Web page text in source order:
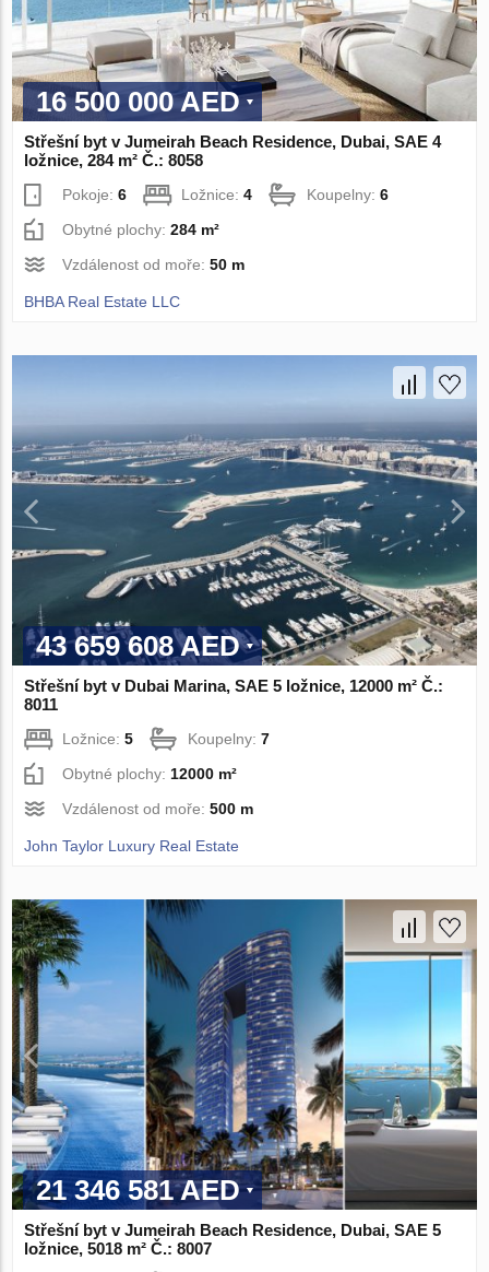
16 500 000 AED
Střešní byt v Jumeirah Beach Residence, Dubai, SAE 4
ložnice, 284 m² Č.: 8058
Pokoje:6 Ložnice:4 Koupelny:6
Obytné plochy:284 m²
Vzdálenost od moře:50 m
BHBA Real Estate LLC
43 659 608 AED
Střešní byt v Dubai Marina, SAE 5 ložnice, 12000 m² Č.:
8011
Ložnice:5 Koupelny:7
Obytné plochy: 12000 m²
Vzdálenost od moře:500 m
John Taylor Luxury Real Estate
21 346 581 AED
Střešní byt v Jumeirah Beach Residence, Dubai, SAE 5
ložnice, 5018 m² Č.: 8007